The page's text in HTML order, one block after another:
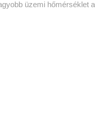
üzemi hőmérséklet